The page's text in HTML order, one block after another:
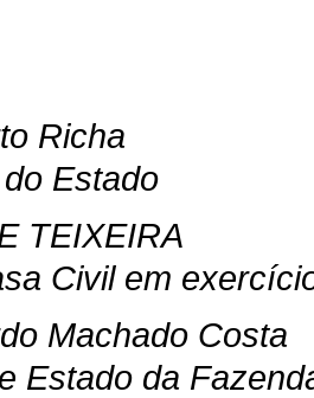
Richa
Estado
TEIXEIRA
Civil em
Machado Costa
Estado da